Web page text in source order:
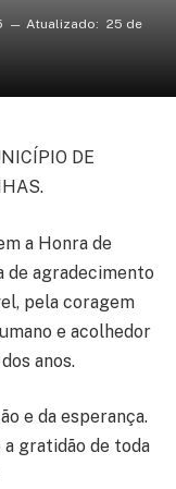
Atualizado: 25 de
DE
a Honra de
agradecimento
pela coragem
e acolhedor
anos.
e da esperança.
gratidão de toda